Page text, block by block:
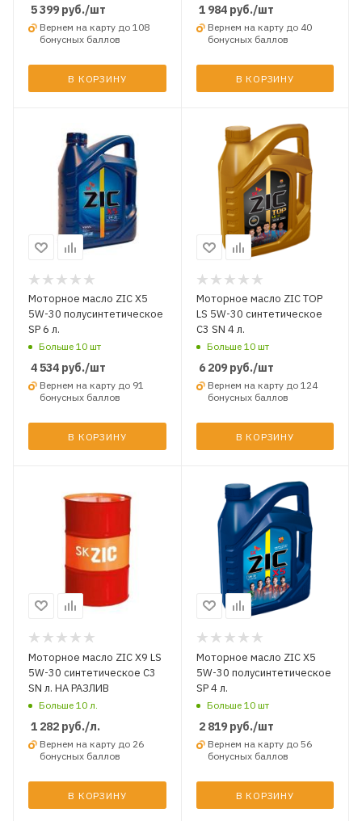
5 399 руб./шт
Вернем на карту до 108
бонусных баллов
В КОРЗИНУ
1 984руб./шт
Вернем на карту до 40
бонусных баллов
В КОРЗИНУ
Моторное масло ZIC X5
5W-30 полусинтетическое
SP 6 л.
Больше 10 шт
4 534 руб./шт
Вернем на карту до 91
бонусных баллов
В КОРЗИНУ
Моторное масло ZIC TOP
LS 5W-30 синтетическое
C3 SN 4 л.
Больше 10 шт
6 209руб./шт
Вернем на карту до 124
бонусных баллов
В КОРЗИНУ
Моторное масло ZIC X9 LS
5W-30 синтетическое C3
SN л. НА РАЗЛИВ
Больше 10 л.
1 282 руб./л.
Вернем на карту до 26
бонусных баллов
В КОРЗИНУ
Моторное масло ZIC X5
5W-30 полусинтетическое
SP 4 л.
Больше 10 шт
2 819руб./шт
Вернем на карту до 56
бонусных баллов
В КОРЗИНУ